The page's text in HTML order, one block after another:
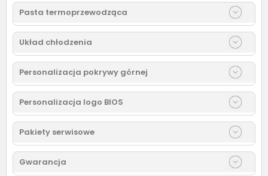
Pasta termoprzewodząca
Układ chłodzenia
Personalizacja pokrywy górnej
Personalizacja logo BIOS
Pakiety serwisowe
Gwarancja